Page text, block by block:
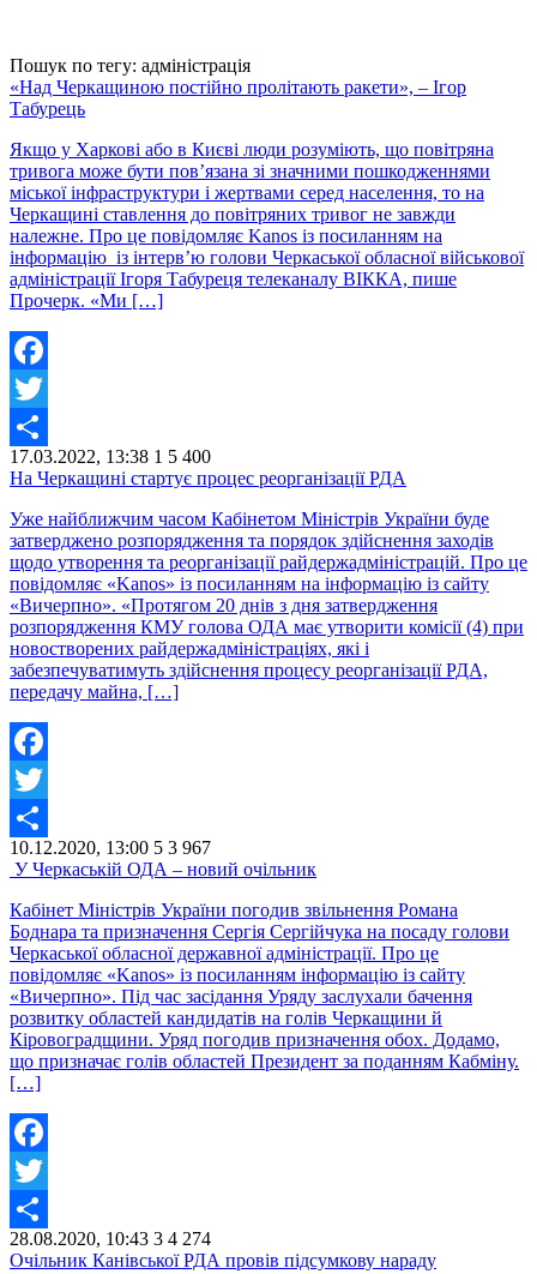
Пошук по тегу: адміністрація
«Над Черкащиною постійно пролітають ракети», – Ігор
Табурець
Якщо у Харкові або в Києві люди розуміють, що повітряна
тривога може бути пов’язана зі значними пошкодженнями
міської інфраструктури і жертвами серед населення, то на
Черкащині ставлення до повітряних тривог не завжди
належне. Про це повідомляє Kanos із посиланням на
інформацію із інтерв’ю голови Черкаської обласної військової
адміністрації Ігоря Табуреця телеканалу ВІККА, пише
Прочерк. «Ми […]
Facebook
Twitter
Share
17.03.2022, 13:38 1 5 400
На Черкащині стартує процес реорганізації РДА
Уже найближчим часом Кабінетом Міністрів України буде
затверджено розпорядження та порядок здійснення заходів
щодо утворення та реорганізації райдержадміністрацій. Про це
повідомляє «Kanos» із посиланням на інформацію із сайту
«Вичерпно». «Протягом 20 днів з дня затвердження
розпорядження КМУ голова ОДА має утворити комісії (4) при
новостворених райдержадміністраціях, які і
забезпечуватимуть здійснення процесу реорганізації РДА,
передачу майна, […]
Facebook
Twitter
Share
10.12.2020, 13:00 5 3 967
У Черкаській ОДА – новий очільник
Кабінет Міністрів України погодив звільнення Романа
Боднара та призначення Сергія Сергійчука на посаду голови
Черкаської обласної державної адміністрації. Про це
повідомляє «Kanos» із посиланням інформацію із сайту
«Вичерпно». Під час засідання Уряду заслухали бачення
розвитку областей кандидатів на голів Черкащини й
Кіровоградщини. Уряд погодив призначення обох. Додамо,
що призначає голів областей Президент за поданням Кабміну.
[…]
Facebook
Twitter
Share
28.08.2020, 10:43 3 4 274
Очільник Канівської РДА провів підсумкову нараду